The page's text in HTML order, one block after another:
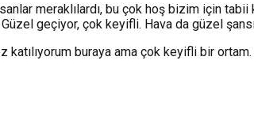
meraklılardı, bu çok hoş bizim için tabii
geçiyor, çok keyifli. Hava da güzel
buraya ama çok keyifli bir